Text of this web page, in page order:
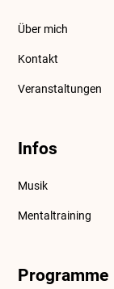
Über mich
Kontakt
Veranstaltungen
Infos
Musik
Mentaltraining
Programme